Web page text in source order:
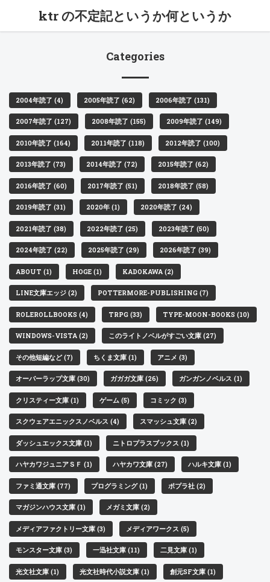
ktr の不定記というか何というか
Categories
2004年読了 (4) 2005年読了 (62) 2006年読了 (131)
2007年読了 (127) 2008年読了 (155) 2009年読了 (149)
2010年読了 (164) 2011年読了 (118) 2012年読了 (100)
2013年読了 (73) 2014年読了 (72) 2015年読了 (62)
2016年読了 (60) 2017年読了 (51) 2018年読了 (58)
2019年読了 (31) 2020年 (1) 2020年読了 (24)
2021年読了 (38) 2022年読了 (25) 2023年読了 (50)
2024年読了 (22) 2025年読了 (29) 2026年読了 (39)
ABOUT (1) HOGE (1) KADOKAWA (2)
LINE文庫エッジ (2) POTTERMORE-PUBLISHING (7)
ROLEROLLBOOKS (4) TRPG (33) TYPE-MOON-BOOKS (10)
WINDOWS-VISTA (2) このライトノベルがすごい文庫 (27)
その他短編など (7) ちくま文庫 (1) アニメ (3)
オーバーラップ文庫 (30) ガガガ文庫 (26) ガンガンノベルス (1)
クリスティー文庫 (1) ゲーム (5) コミック (3)
スクウェアエニックスノベルス (4) スマッシュ文庫 (2)
ダッシュエックス文庫 (1) ニトロプラスブックス (1)
ハヤカワジュニアＳＦ (1) ハヤカワ文庫 (27) ハルキ文庫 (1)
ファミ通文庫 (77) プログラミング (1) ポプラ社 (2)
マガジンハウス文庫 (1) メガミ文庫 (2)
メディアファクトリー文庫 (3) メディアワークス (5)
モンスター文庫 (3) 一迅社文庫 (11) 二見文庫 (1)
光文社文庫 (1) 光文社時代小説文庫 (1) 創元SF文庫 (1)